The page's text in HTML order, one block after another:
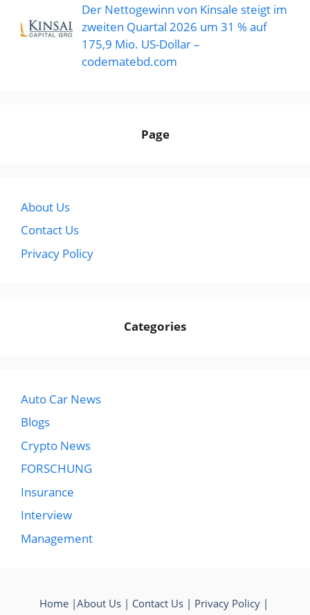
Der Nettogewinn von Kinsale steigt im
zweiten Quartal 2026 um 31 % auf
175,9 Mio. US-Dollar –
codematebd.com
Page
About Us
Contact Us
Privacy Policy
Categories
Auto Car News
Blogs
Crypto News
FORSCHUNG
Insurance
Interview
Management
Home|About Us| Contact Us| Privacy Policy|